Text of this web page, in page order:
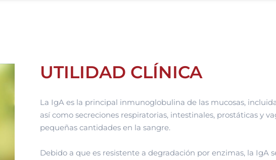
UTILIDAD CLÍNICA
La IgA es la principal inmunoglobulina de las mucosas,
así como secreciones respiratorias, intestinales, prostáticas y
pequeñas cantidades en la sangre.
Debido a que es resistente a degradación por enzimas, la IgA